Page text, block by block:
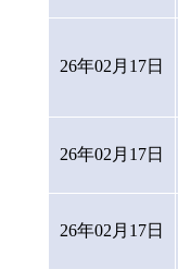
26年02月17日
26年02月17日
26年02月17日